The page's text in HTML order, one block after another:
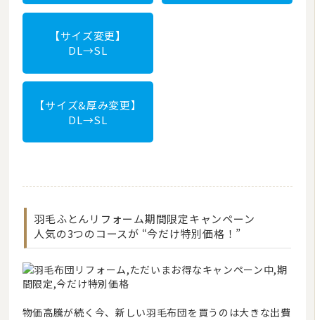
【サイズ変更】
DL→SL
【サイズ&厚み変更】
DL→SL
羽毛ふとんリフォーム期間限定キャンペーン
人気の3つのコースが “今だけ特別価格！”
物価高騰が続く今、新しい羽毛布団を買うのは大きな出費